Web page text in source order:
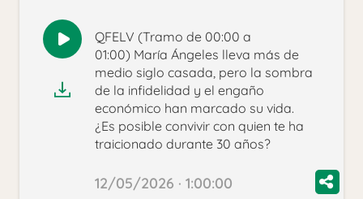
Reproducir
audio
QFELV (Tramo de 00:00 a
01:00) María Ángeles lleva más de
medio siglo casada, pero la sombra
de la infidelidad y el engaño
económico han marcado su vida.
¿Es posible convivir con quien te ha
traicionado durante 30 años?
12/05/2026 · 1:00:00